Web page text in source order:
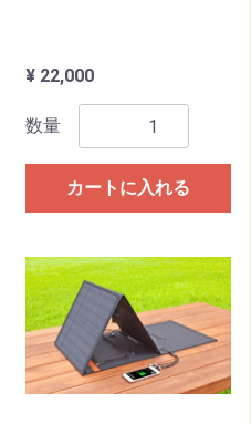
¥ 22,000
数量
カートに入れる